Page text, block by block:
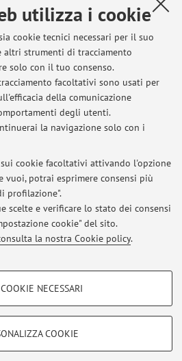
utilizza i cookie
cookie tecnici necessari per il suo
altri strumenti di tracciamento
solo con il tuo consenso.
facoltativi sono usati per
della comunicazione
degli utenti.
la navigazione solo con i
cookie facoltativi attivando l'opzione
vuoi, potrai esprimere consensi più
profilazione".
scelte e verificare lo stato dei consensi
cookie" del sito.
la nostra Cookie policy.
- FACOLTATIVI
NECESSARI
COOKIE
(Anno 5 Num 46 ISSN NUM
Study to Evaluate the
- The Canali Postural
for Non-Specific Low
ID 3481819
Muscolari - il che corpo che
il Canali Postural Method®”
Ultimi avvisi
sono presenti avvisi.
tutti i contenuti del sito.